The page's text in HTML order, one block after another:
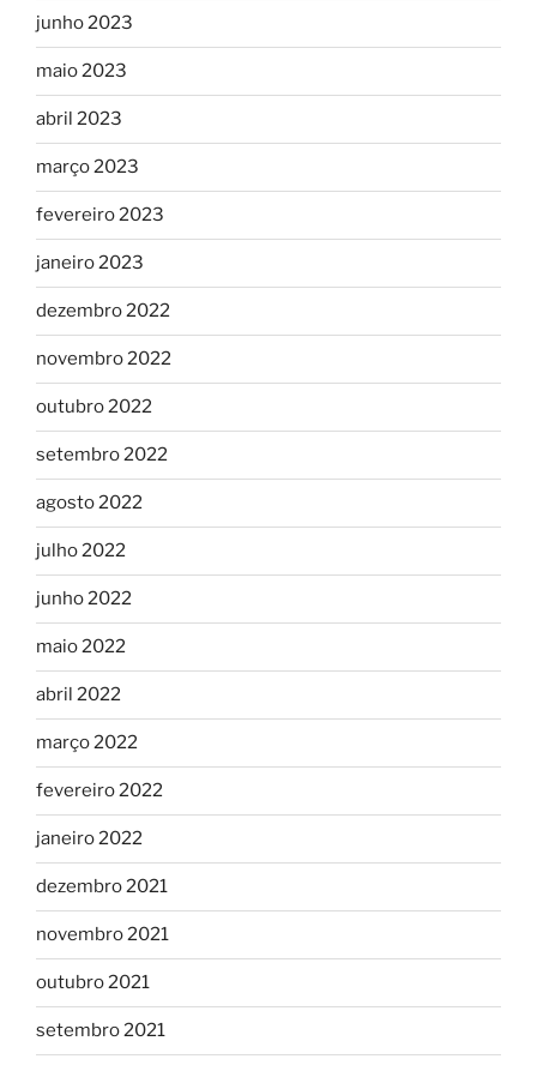
junho 2023
maio 2023
abril 2023
março 2023
fevereiro 2023
janeiro 2023
dezembro 2022
novembro 2022
outubro 2022
setembro 2022
agosto 2022
julho 2022
junho 2022
maio 2022
abril 2022
março 2022
fevereiro 2022
janeiro 2022
dezembro 2021
novembro 2021
outubro 2021
setembro 2021